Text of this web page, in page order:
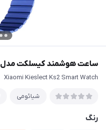
ساعت هوشمند کیسلکت مدل Kieslect Ks2
Xiaomi Kieslect Ks2 Smart Watch
شیائومی
رنگ